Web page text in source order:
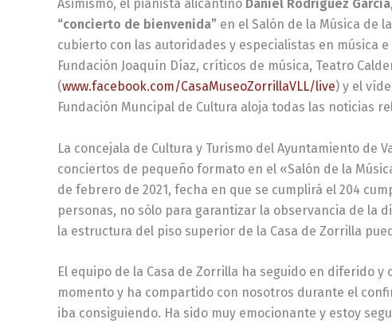
Asimismo, el pianista alicantino Daniel Rodríguez García
“concierto de bienvenida” en el Salón de la Música de
cubierto con las autoridades y especialistas en música
Fundación Joaquín Díaz, críticos de música, Teatro
(www.facebook.com/CasaMuseoZorrillaVLL/live) y el
Fundación Muncipal de Cultura aloja todas las noticias
La concejala de Cultura y Turismo del Ayuntamiento
conciertos de pequeño formato en el «Salón de la
de febrero de 2021, fecha en que se cumplirá el 204
personas, no sólo para garantizar la observancia de la
la estructura del piso superior de la Casa de Zorrilla
El equipo de la Casa de Zorrilla ha seguido en diferido
momento y ha compartido con nosotros durante el
iba consiguiendo. Ha sido muy emocionante y estoy